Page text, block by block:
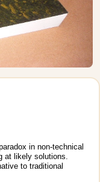
in non-technical
at likely solutions.
to traditional